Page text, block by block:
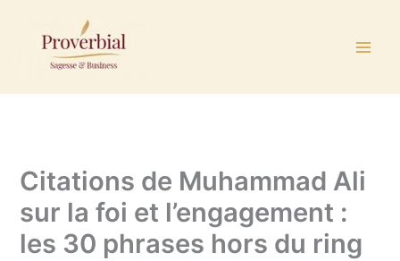
contenu
Citations de Muhammad Ali
sur la foi et l’engagement :
les 30 phrases hors du ring